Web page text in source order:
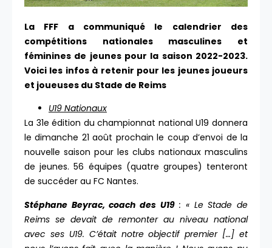
La FFF a communiqué le calendrier des
compétitions nationales masculines et
féminines de jeunes pour la saison 2022-2023.
Voici les infos à retenir pour les jeunes joueurs
et joueuses du Stade de Reims
U19 Nationaux
La 31e édition du championnat national U19 donnera
le dimanche 21 août prochain le coup d’envoi de la
nouvelle saison pour les clubs nationaux masculins
de jeunes. 56 équipes (quatre groupes) tenteront
de succéder au FC Nantes.
Stéphane Beyrac, coach des U19: « Le Stade de
Reims se devait de remonter au niveau national
avec ses U19. C’était notre objectif premier […] et